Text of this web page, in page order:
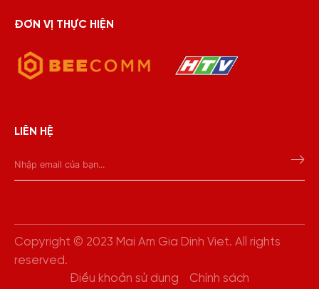
ĐƠN VỊ THỰC HIỆN
LIÊN HỆ
Copyright © 2023 Mai Am Gia Dinh Viet. All rights
reserved.
Điều khoản sử dụng
Chính sách